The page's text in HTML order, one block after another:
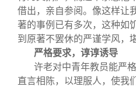
借出，亲自参阅。像这样让
著的事例已有多次，这种如
到原著不罢休的严谨学风，
严格要求，谆谆诱导
许老对中青年教员能严
直言相陈，以理服人，使我